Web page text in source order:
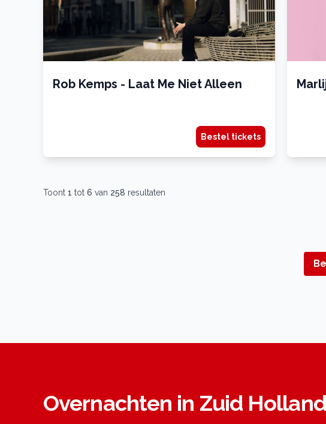
Rob Kemps - Laat Me Niet Alleen
Bestel tickets
Toont 1 tot 6 van 258 resultaten
Overnachten in Zuid Holland